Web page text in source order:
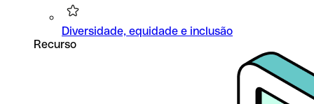
Diversidade, equidade e inclusão
Recurso